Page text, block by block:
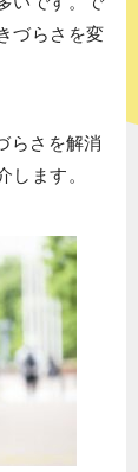
づらさを変
らさを解消
します。